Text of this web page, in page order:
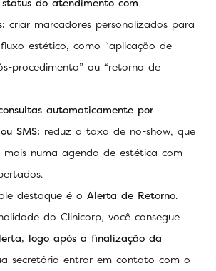
do atendimento com
criar marcadores personalizados para
estético, como “aplicação de
procedimento” ou “retorno de
automaticamente por
SMS: reduz a taxa de no-show, que
mais numa agenda de estética com
destaque é o Alerta de Retorno.
do Clinicorp, você consegue
logo após a finalização da
secretária entrar em contato com o